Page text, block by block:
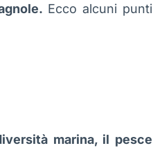
Ecco alcuni punti
marina, il pesce